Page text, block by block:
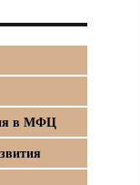
в МФЦ